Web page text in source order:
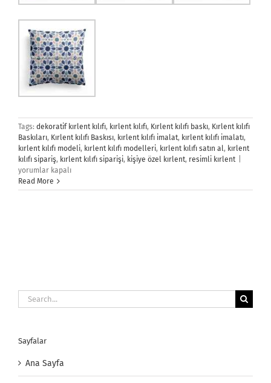
Tags: dekoratif kırlent kılıfı, kırlent kılıfı, Kırlent kılıfı baskı, Kırlent kılıfı
Baskıları, Kırlent kılıfı Baskısı, kırlent kılıfı imalat, kırlent kılıfı imalatı,
kırlent kılıfı modeli, kırlent kılıfı modelleri, kırlent kılıfı satın al, kırlent
kılıfı sipariş, kırlent kılıfı siparişi, kişiye özel kırlent, resimli kırlent
yorumlar kapalı
Read More
Search
for:
Sayfalar
Ana Sayfa